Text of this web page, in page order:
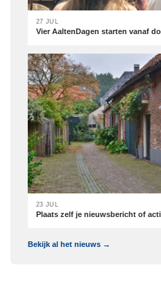
27 JUL
Vier AaltenDagen starten vanaf
23 JUL
Plaats zelf je nieuwsbericht of
Bekijk al het nieuws →